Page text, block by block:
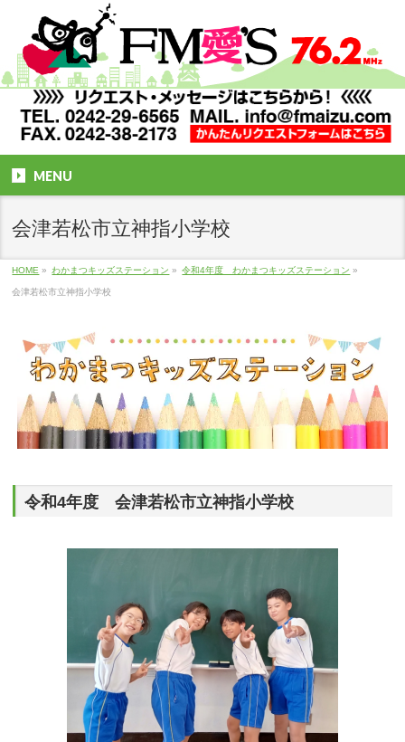
MENU
会津若松市立神指小学校
HOME » わかまつキッズステーション » 令和4年度 わかまつキッズステーション »
会津若松市立神指小学校
令和4年度 会津若松市立神指小学校